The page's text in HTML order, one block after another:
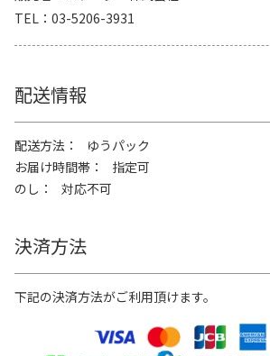
TEL
03-5206-3931
配送情報
配送方法
ゆうパック
お届け時間帯
指定可
のし
対応不可
決済方法
下記の決済方法がご利用頂けます。